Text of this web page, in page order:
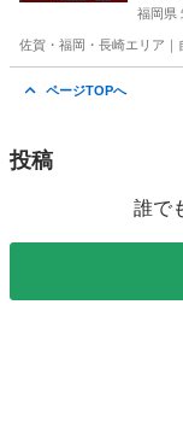
福岡県
佐賀・福岡・長崎エリア
ページTOPへ
投稿
誰で